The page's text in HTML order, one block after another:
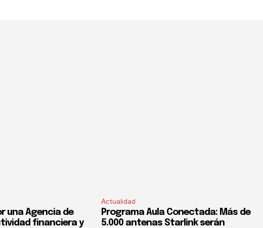
una Agencia de
financiera y
Actualidad
Programa Aula Conectada: Más de
5.000 antenas Starlink serán